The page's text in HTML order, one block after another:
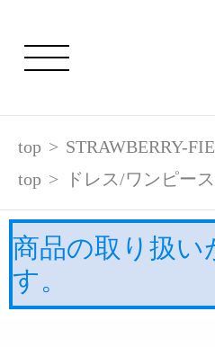
top > STRAWBERRY-
top > ドレス/ワンピース
商品の取り扱い
す。